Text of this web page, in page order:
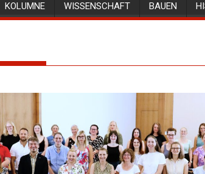
KOLUMNE WISSENSCHAFT BAUEN